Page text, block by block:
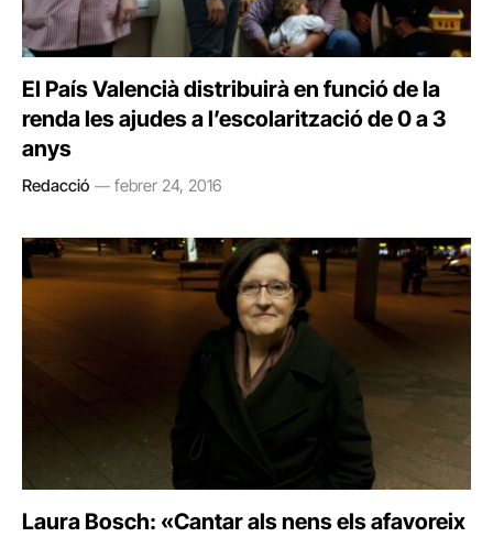
El País Valencià distribuirà en funció de la
renda les ajudes a l’escolarització de 0 a 3
anys
Redacció febrer 24, 2016
Laura Bosch: «Cantar als nens els afavoreix